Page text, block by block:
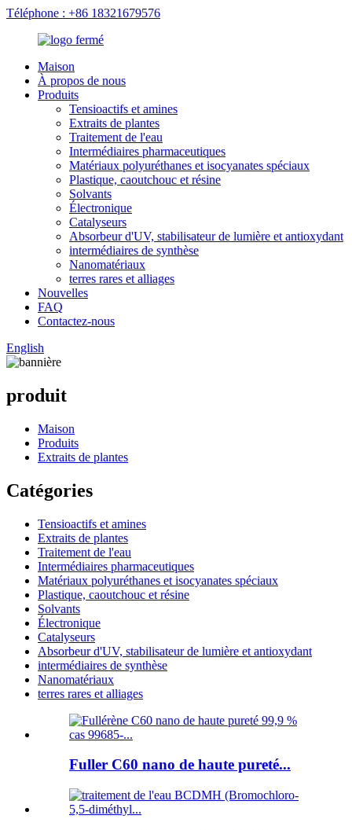
Téléphone : +86 18321679576
Maison
À propos de nous
Produits
Tensioactifs et amines
Extraits de plantes
Traitement de l'eau
Intermédiaires pharmaceutiques
Matériaux polyuréthanes et isocyanates spéciaux
Plastique, caoutchouc et résine
Solvants
Électronique
Catalyseurs
Absorbeur d'UV, stabilisateur de lumière et antioxydant
intermédiaires de synthèse
Nanomatériaux
terres rares et alliages
Nouvelles
FAQ
Contactez-nous
English
produit
Maison
Produits
Extraits de plantes
Catégories
Tensioactifs et amines
Extraits de plantes
Traitement de l'eau
Intermédiaires pharmaceutiques
Matériaux polyuréthanes et isocyanates spéciaux
Plastique, caoutchouc et résine
Solvants
Électronique
Catalyseurs
Absorbeur d'UV, stabilisateur de lumière et antioxydant
intermédiaires de synthèse
Nanomatériaux
terres rares et alliages
Fuller C60 nano de haute pureté...